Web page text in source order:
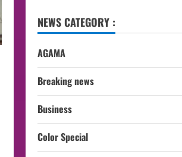
NEWS CATEGORY :
AGAMA
Breaking news
Business
Color Special